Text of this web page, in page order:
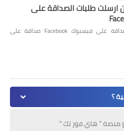
طلبات الصداقة على
كيف اعرف لمن ارسلت طلبات الصداقة على فيسبوك Facebook صداقة على
؟
منصة " هاي فور تك "